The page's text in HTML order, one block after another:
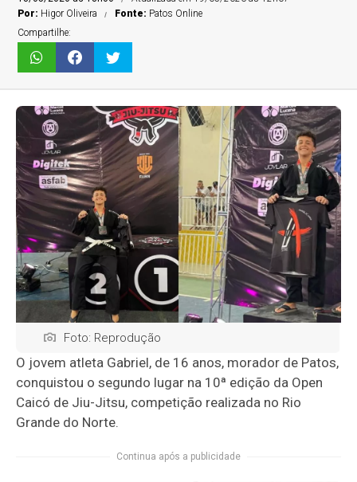
Por: Higor Oliveira Fonte: Patos Online
Compartilhe:
Foto: Reprodução
O jovem atleta Gabriel, de 16 anos, morador de Patos,
conquistou o segundo lugar na 10ª edição da Open
Caicó de Jiu-Jitsu, competição realizada no Rio
Grande do Norte.
Continua após a publicidade